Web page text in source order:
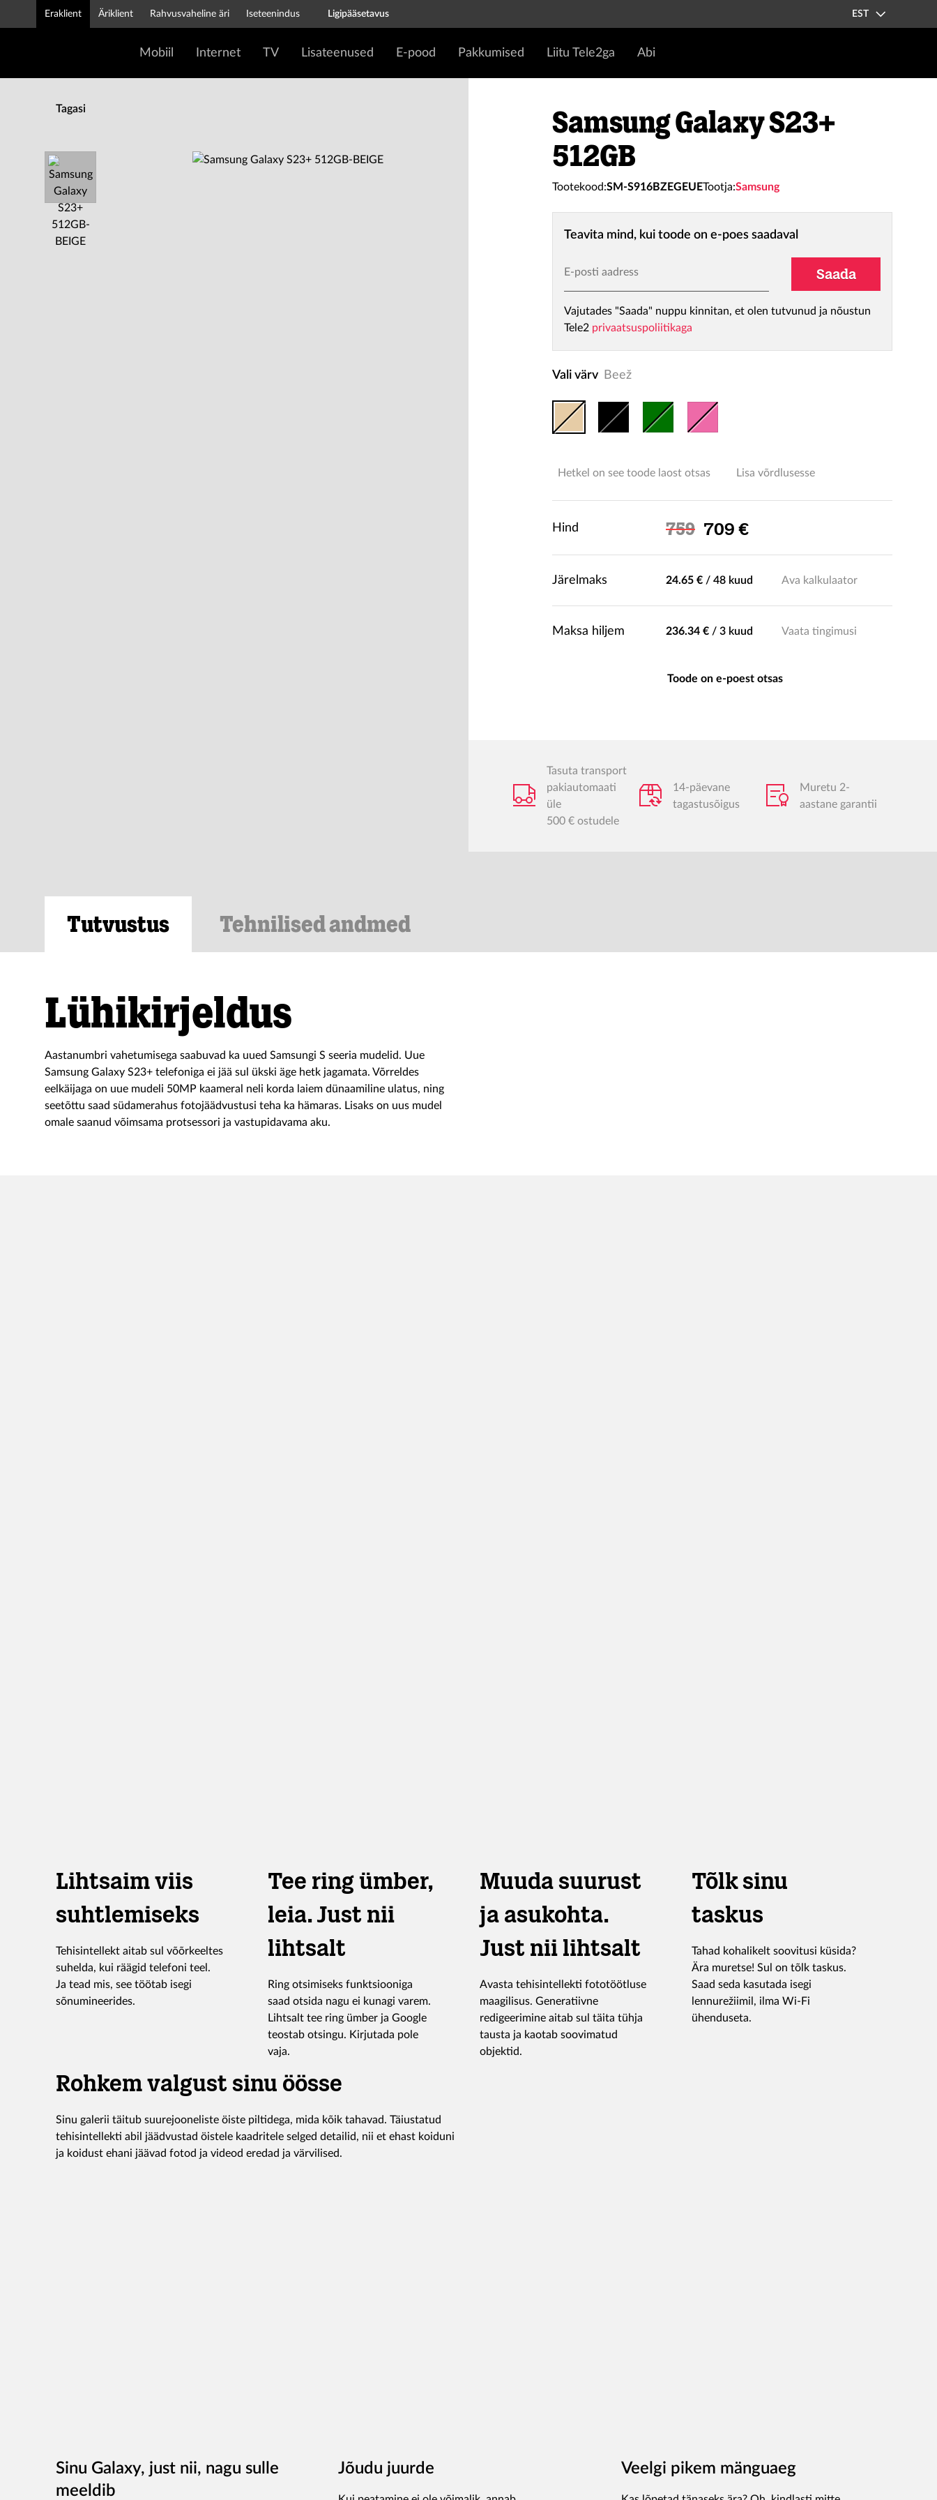
Eraklient Äriklient Rahvusvaheline äri Iseteenindus Ligipääsetavus EST
Mobiil Internet TV Lisateenused E-pood Pakkumised Liitu Tele2ga Abi
Tagasi
Samsung Galaxy S23+
512GB
Tootekood:SM-S916BZEGEUETootja:Samsung
Teavita mind, kui toode on e-poes saadaval
E-posti aadress
Saada
Vajutades "Saada" nuppu kinnitan, et olen tutvunud ja nõustun
Tele2 privaatsuspoliitikaga
Vali värv Beež
Hetkel on see toode laost otsas Lisa võrdlusesse
Hind 759 Soodushind
709 €
Järelmaks 24.65 € / 48 kuud Ava kalkulaator
Maksa hiljem 236.34 € / 3 kuud Vaata tingimusi
Toode on e-poest otsas
Tasuta transport
pakiautomaati
üle
500 € ostudele
14-päevane
tagastusõigus
Muretu 2-
aastane garantii
Tutvustus Tehnilised andmed
Lühikirjeldus
Aastanumbri vahetumisega saabuvad ka uued Samsungi S seeria mudelid. Uue
Samsung Galaxy S23+ telefoniga ei jää sul ükski äge hetk jagamata. Võrreldes
eelkäijaga on uue mudeli 50MP kaameral neli korda laiem dünaamiline ulatus, ning
seetõttu saad südamerahus fotojäädvustusi teha ka hämaras. Lisaks on uus mudel
omale saanud võimsama protsessori ja vastupidavama aku.
Lihtsaim viis
suhtlemiseks
Tehisintellekt aitab sul võõrkeeltes
suhelda, kui räägid telefoni teel.
Ja tead mis, see töötab isegi
sõnumineerides.
Tee ring ümber,
leia. Just nii
lihtsalt
Ring otsimiseks funktsiooniga
saad otsida nagu ei kunagi varem.
Lihtsalt tee ring ümber ja Google
teostab otsingu. Kirjutada pole
vaja.
Muuda suurust
ja asukohta.
Just nii lihtsalt
Avasta tehisintellekti fototöötluse
maagilisus. Generatiivne
redigeerimine aitab sul täita tühja
tausta ja kaotab soovimatud
objektid.
Tõlk sinu
taskus
Tahad kohalikelt soovitusi küsida?
Ära muretse! Sul on tõlk taskus.
Saad seda kasutada isegi
lennurežiimil, ilma Wi-Fi
ühenduseta.
Rohkem valgust sinu öösse
Sinu galerii täitub suurejooneliste öiste piltidega, mida kõik tahavad. Täiustatud
tehisintellekti abil jäädvustad öistele kaadritele selged detailid, nii et ehast koiduni
ja koidust ehani jäävad fotod ja videod eredad ja värvilised.
Sinu Galaxy, just nii, nagu sulle
meeldib
Jõudu juurde Veelgi pikem mänguaeg